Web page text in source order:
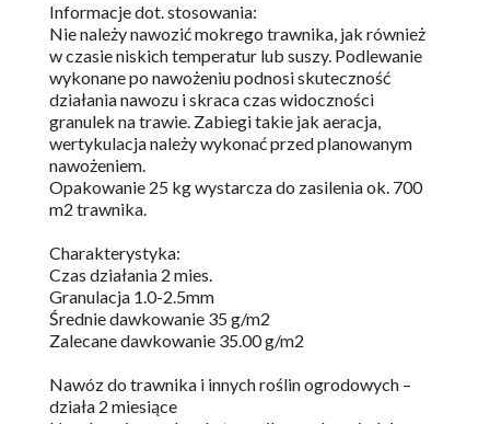
Informacje dot. stosowania:
Nie należy nawozić mokrego trawnika, jak również
w czasie niskich temperatur lub suszy. Podlewanie
wykonane po nawożeniu podnosi skuteczność
działania nawozu i skraca czas widoczności
granulek na trawie. Zabiegi takie jak aeracja,
wertykulacja należy wykonać przed planowanym
nawożeniem.
Opakowanie 25 kg wystarcza do zasilenia ok. 700
m2 trawnika.
Charakterystyka:
Czas działania 2 mies.
Granulacja 1.0-2.5mm
Średnie dawkowanie 35 g/m2
Zalecane dawkowanie 35.00 g/m2
Nawóz do trawnika i innych roślin ogrodowych –
działa 2 miesiące